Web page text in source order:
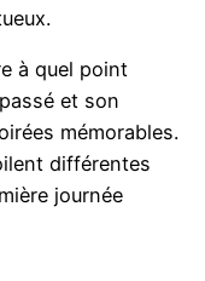
à quel point
et son
mémorables.
différentes
journée